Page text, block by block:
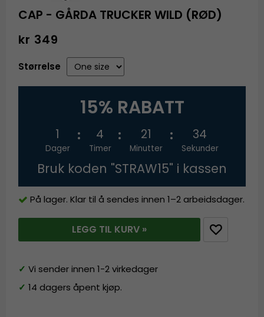
CAP - GÅRDA TRUCKER WILD (RØD)
kr 349
Størrelse
15% RABATT
1
Dager
4
Timer
21
Minutter
34
Sekunder
Bruk koden "STRAW15" i kassen
På lager. Klar til å sendes innen 1–2 arbeidsdager.
LEGG TIL KURV »
✓ Vi sender innen 1-2 virkedager
✓ 14 dagers åpent kjøp.